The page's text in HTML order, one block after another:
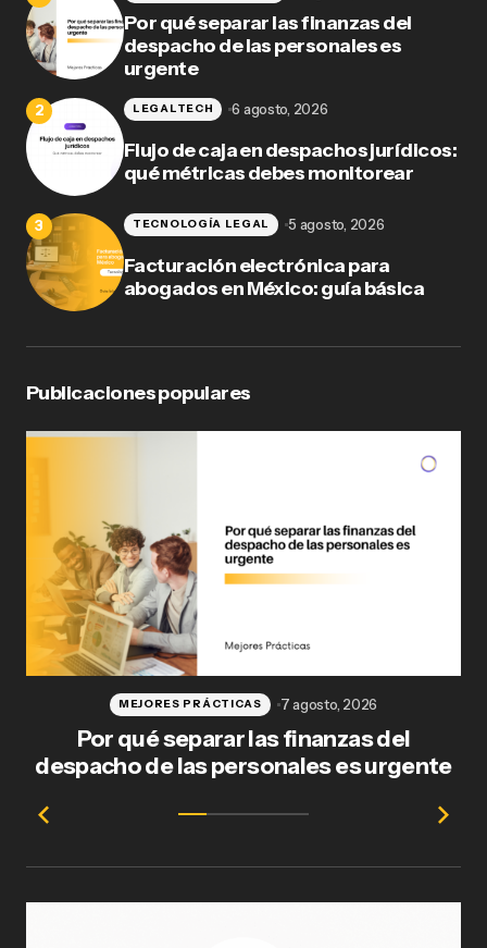
Por qué separar las finanzas del
despacho de las personales es
urgente
Flujo de caja en despachos jurídicos:
qué métricas debes monitorear
LEGALTECH 6 agosto, 2026
Facturación electrónica para
abogados en México: guía básica
TECNOLOGÍA LEGAL 5 agosto, 2026
Publicaciones populares
Por qué separar las finanzas del
despacho de las personales es urgente
MEJORES PRÁCTICAS 7 agosto, 2026